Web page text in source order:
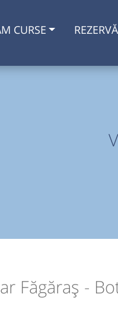
CURSE
Făgăraș -